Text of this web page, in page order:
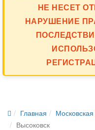
НЕ НЕСЕТ
НАРУШЕНИЕ
Главная
Высоковск